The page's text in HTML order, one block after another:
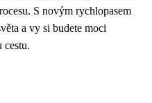
S novým rychlopasem
a vy si budete moci
cestu.